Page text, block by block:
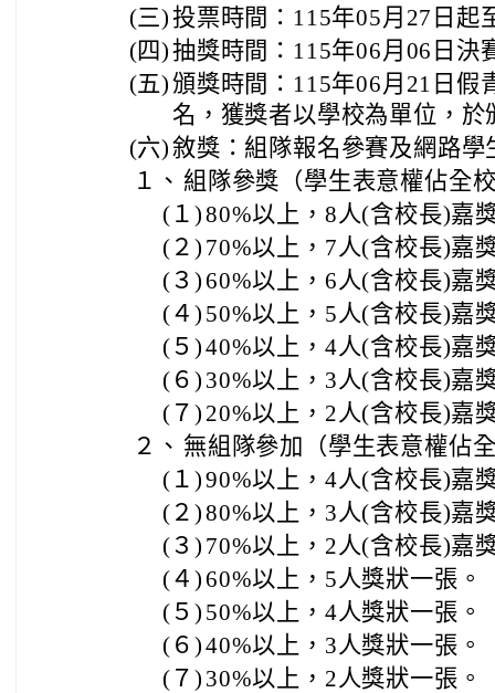
(三)投票時間：115年05月27日起
(四)抽獎時間：115年06月06日決
(五)頒獎時間：115年06月21日假
名，獲獎者以學校為單位，
(六)敘獎：組隊報名參賽及網路
１、 組隊參獎（學生表意權佔全
(１)80%以上，8人(含校長)嘉
(２) 70%以上，7人(含校長)嘉
(３) 60%以上，6人(含校長)嘉
(４) 50%以上，5人(含校長)嘉
(５)40%以上，4人(含校長)嘉
(６) 30%以上，3人(含校長)嘉
(７) 20%以上，2人(含校長)嘉
２、 無組隊參加（學生表意權佔
(１)90%以上，4人(含校長)嘉
(２)80%以上，3人(含校長)嘉
(３) 70%以上，2人(含校長)嘉
(４) 60%以上，5人獎狀一張。
(５) 50%以上，4人獎狀一張。
(６)40%以上，3人獎狀一張。
(７) 30%以上，2人獎狀一張。